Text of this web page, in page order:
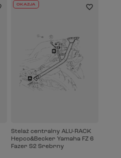
OKAZJA
Stelaż centralny ALU-RACK
Hepco&Becker Yamaha FZ 6
Fazer S2 Srebrny